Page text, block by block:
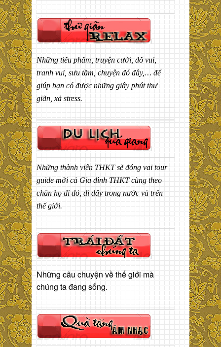
Những tiểu phẩm, truyện cười, đố vui,
tranh vui, sưu tầm, chuyện đó đây,… để
giúp bạn có được những giây phút thư
giãn, xả stress.
Những thành viên THKT sẽ đóng vai tour
guide mời cả Gia đình THKT cùng theo
chân họ đi đó, đi đây trong nước và trên
thế giới.
Những câu chuyện về thế giới mà
chúng ta đang sống.